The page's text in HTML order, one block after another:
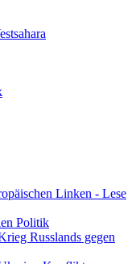
Linken - Lese
Politik
Russlands gegen